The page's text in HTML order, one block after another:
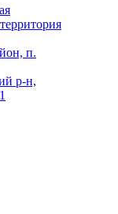
п.
р-н,